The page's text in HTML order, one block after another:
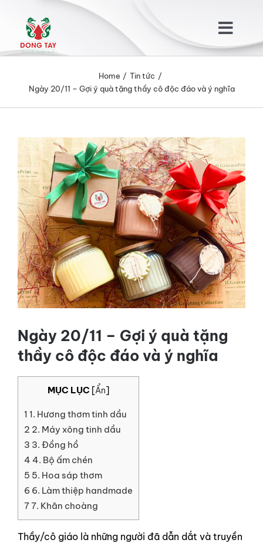
content
SẢN PHẨM
KHÁCH HÀNG
TIN TỨC
LIÊN HỆ
GỌI NGAY
Home
Tin tức
Ngày 20/11 – Gợi ý quà tặng thầy cô độc đáo và ý nghĩa
View
Larger
Image
Ngày 20/11 – Gợi ý quà tặng
thầy cô độc đáo và ý nghĩa
MỤC LỤC [Ẩn]
1 1. Hương thơm tinh dầu
2 2. Máy xông tinh dầu
3 3. Đồng hồ
4 4. Bộ ấm chén
5 5. Hoa sáp thơm
6 6. Làm thiệp handmade
77. Khăn choàng
Thầy/cô giáo là những người đã dẫn dắt và truyền